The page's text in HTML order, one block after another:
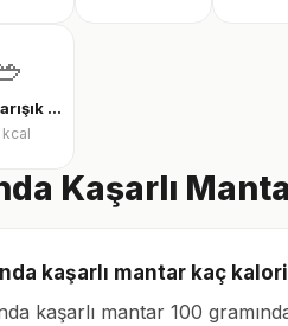
Roka karışık yeşillik
kcal
Kaşarlı
kaşarlı mantar kaç
kaşarlı mantar 100